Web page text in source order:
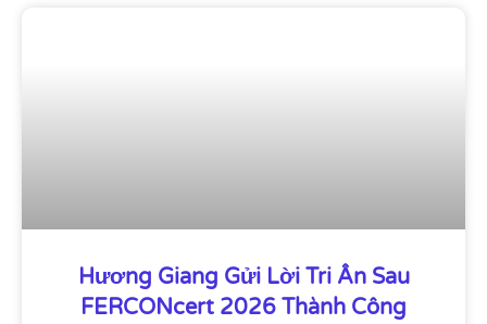
Hương Giang Gửi Lời Tri Ân Sau
FERCONcert 2026 Thành Công